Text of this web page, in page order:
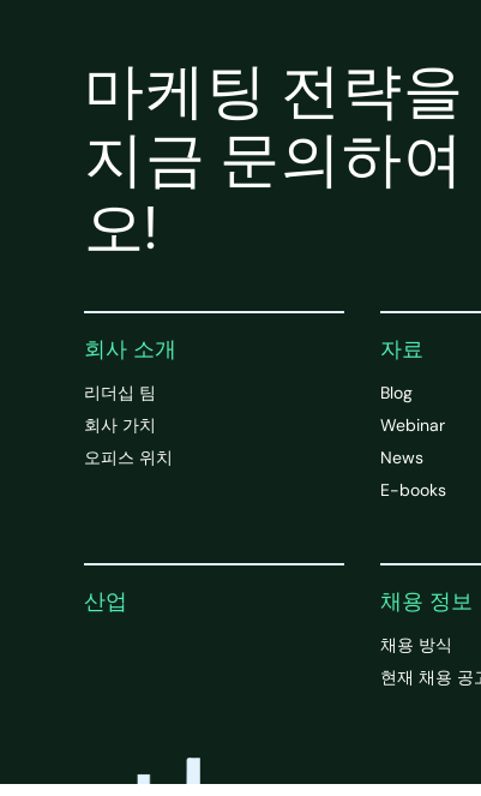
마케팅 전략
지금 문의하
오!
회사 소개
리더십 팀
회사 가치
오피스 위치
산업
자료
Blog
Webinar
News
E-books
채용 정보
채용 방식
현재 채용 공